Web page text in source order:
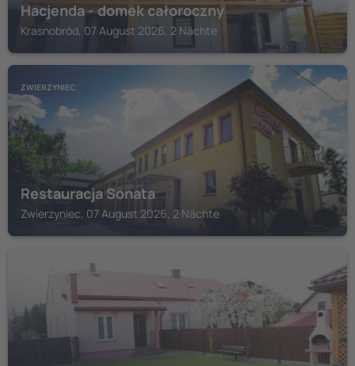
Hacjenda - domek całoroczny
Krasnobród, 07 August 2026, 2 Nächte
ZWIERZYNIEC
Restauracja Sonata
Zwierzyniec, 07 August 2026, 2 Nächte